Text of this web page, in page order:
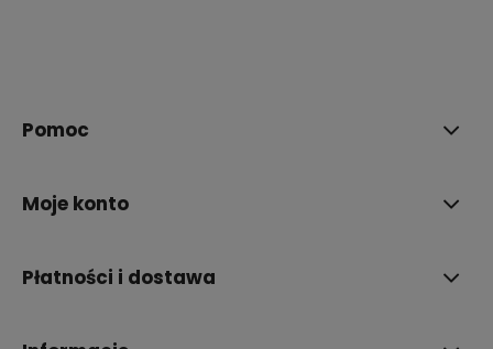
Pomoc
Moje konto
Płatności i dostawa